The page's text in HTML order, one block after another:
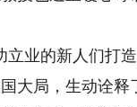
业的新人们打造
大局，生动诠释